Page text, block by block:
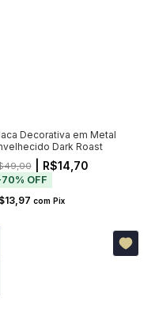
Decorativa em Metal
Dark Roast
| R$14,70
70% OFF
com Pix